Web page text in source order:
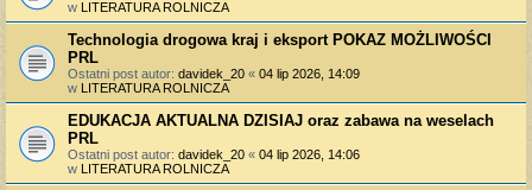
w LITERATURA ROLNICZA
Technologia drogowa kraj i eksport POKAZ MOŻLIWOŚCI
PRL
Ostatni post autor: davidek_20 « 04 lip 2026, 14:09
w LITERATURA ROLNICZA
EDUKACJA AKTUALNA DZISIAJ oraz zabawa na weselach
PRL
Ostatni post autor: davidek_20 « 04 lip 2026, 14:06
w LITERATURA ROLNICZA